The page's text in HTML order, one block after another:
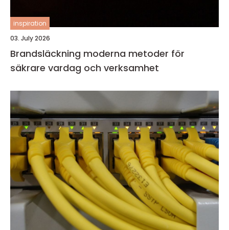
inspiration
03. July 2026
Brandsläckning moderna metoder för
säkrare vardag och verksamhet